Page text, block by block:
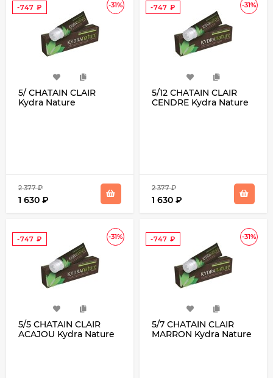
-31%
-747 ₽
5/ CHATAIN CLAIR
Kydra Nature
2 377₽
1 630 ₽
-31%
-747 ₽
5/12 СHATAIN CLAIR
CENDRE Kydra Nature
2 377₽
1 630 ₽
-31%
-747 ₽
5/5 CHATAIN CLAIR
ACAJOU Kydra Nature
-31%
-747 ₽
5/7 CHATAIN CLAIR
MARRON Kydra Nature